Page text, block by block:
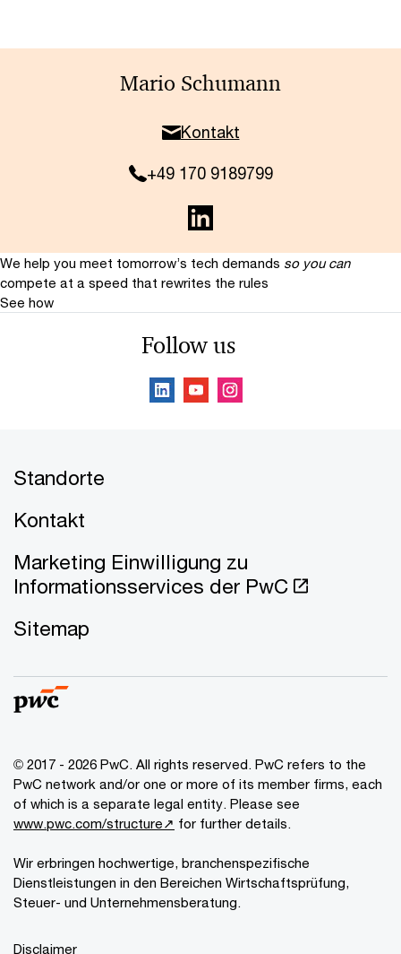
Mario Schumann
Kontakt
+49 170 9189799
We help you meet tomorrow’s tech demands so you can
compete at a speed that rewrites the rules
See how
Follow us
Standorte
Kontakt
Marketing Einwilligung zu
Informationsservices der PwC
Sitemap
© 2017 - 2026 PwC. All rights reserved. PwC refers to the
PwC network and/or one or more of its member firms, each
of which is a separate legal entity. Please see
www.pwc.com/structure↗ for further details.
Wir erbringen hochwertige, branchenspezifische
Dienstleistungen in den Bereichen Wirtschaftsprüfung,
Steuer- und Unternehmensberatung.
Disclaimer